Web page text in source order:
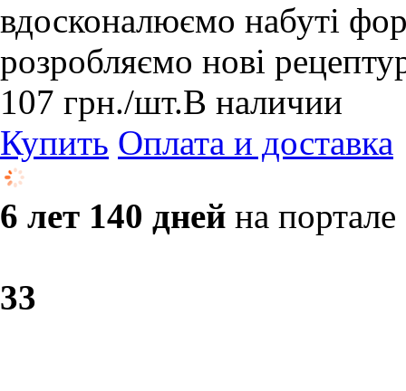
вдосконалюємо набуті
розробляємо нові
107 грн./шт.В наличии
Купить Оплата и доставка
6 лет 140 дней на портале
33